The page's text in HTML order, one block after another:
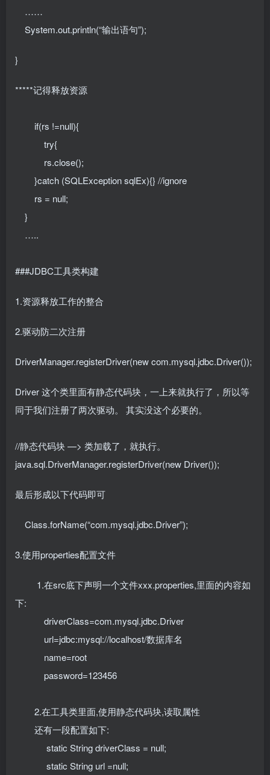
……
System.out.println(“输出语句”);
}
*****记得释放资源
if(rs !=null){
try{
rs.close();
}catch (SQLException sqlEx){} //ignore
rs = null;
}
…..
###JDBC工具类构建
1.资源释放工作的整合
2.驱动防二次注册
DriverManager.registerDriver(new com.mysql.jdbc.Driver());
Driver 这个类里面有静态代码块，一上来就执行了，所以等
同于我们注册了两次驱动。 其实没这个必要的。
//静态代码块 —> 类加载了，就执行。
java.sql.DriverManager.registerDriver(new Driver());
最后形成以下代码即可
Class.forName(“com.mysql.jdbc.Driver”);
3.使用properties配置文件
1.在src底下声明一个文件xxx.properties,里面的内容如
下:
driverClass=com.mysql.jdbc.Driver
url=jdbc:mysql://localhost/数据库名
name=root
password=123456
2.在工具类里面,使用静态代码块,读取属性
还有一段配置如下:
static String driverClass = null;
static String url =null;